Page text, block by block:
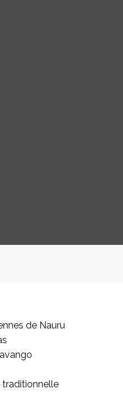
de Nauru
traditionnelle